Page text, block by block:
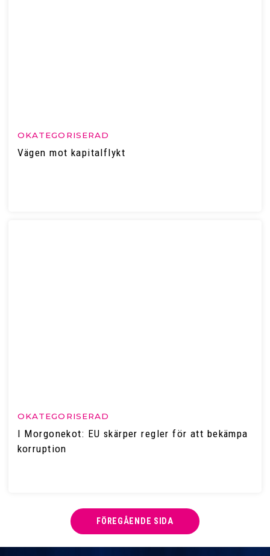
OKATEGORISERAD
Vägen mot kapitalflykt
OKATEGORISERAD
I Morgonekot: EU skärper regler för att bekämpa
korruption
FÖREGÅENDE SIDA